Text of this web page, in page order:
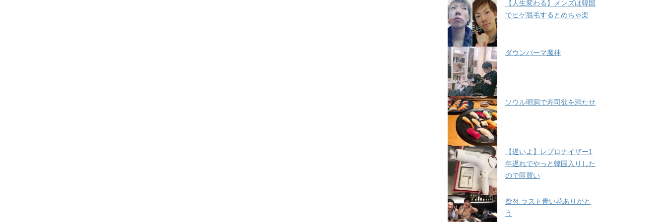
【人生変わる】メンズは韓国
でヒゲ脱毛するとめちゃ楽
ダウンパーマ魔神
ソウル明洞で寿司欲を満たせ
【遅いよ】レプロナイザー1
年遅れでやっと韓国入りした
ので即買い
합정 ラスト青い花ありがと
う